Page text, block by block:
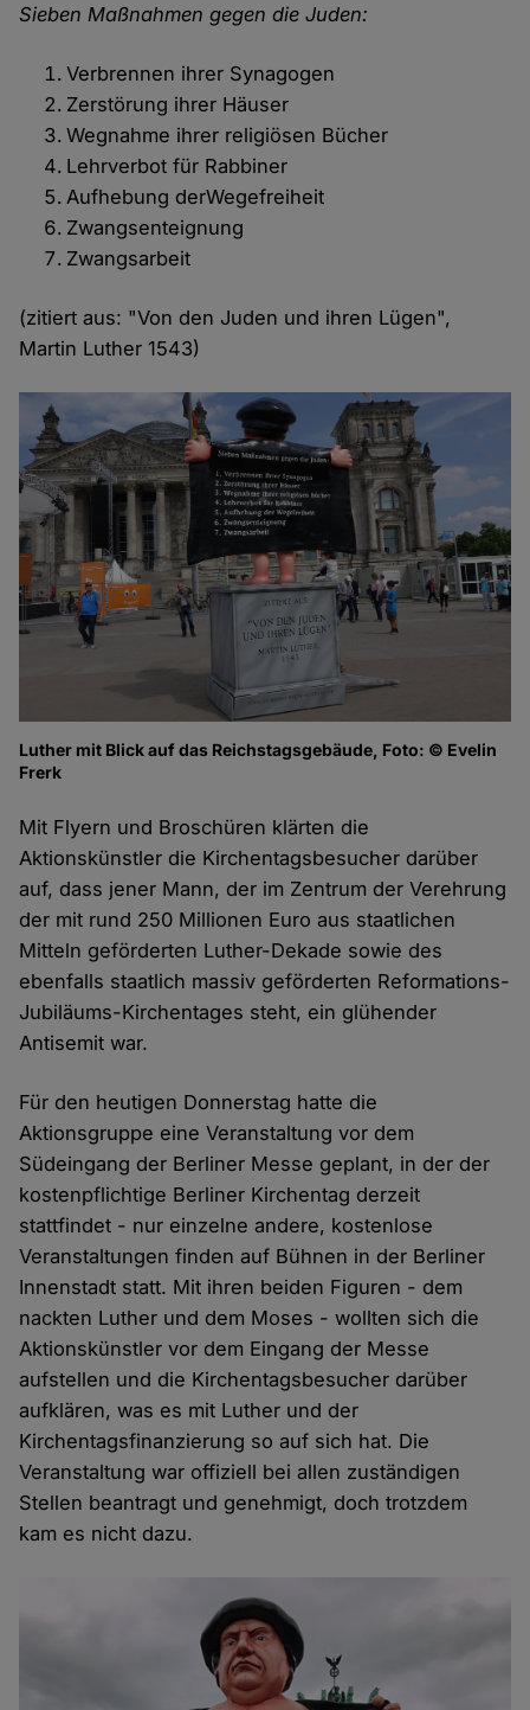
Sieben Maßnahmen gegen die Juden:
Verbrennen ihrer Synagogen
Zerstörung ihrer Häuser
Wegnahme ihrer religiösen Bücher
Lehrverbot für Rabbiner
Aufhebung derWegefreiheit
Zwangsenteignung
Zwangsarbeit
(zitiert aus: "Von den Juden und ihren Lügen",
Martin Luther 1543)
Luther mit Blick auf das Reichstagsgebäude, Foto: © Evelin
Frerk
Mit Flyern und Broschüren klärten die
Aktionskünstler die Kirchentagsbesucher darüber
auf, dass jener Mann, der im Zentrum der Verehrung
der mit rund 250 Millionen Euro aus staatlichen
Mitteln geförderten Luther-Dekade sowie des
ebenfalls staatlich massiv geförderten Reformations-
Jubiläums-Kirchentages steht, ein glühender
Antisemit war.
Für den heutigen Donnerstag hatte die
Aktionsgruppe eine Veranstaltung vor dem
Südeingang der Berliner Messe geplant, in der der
kostenpflichtige Berliner Kirchentag derzeit
stattfindet - nur einzelne andere, kostenlose
Veranstaltungen finden auf Bühnen in der Berliner
Innenstadt statt. Mit ihren beiden Figuren - dem
nackten Luther und dem Moses - wollten sich die
Aktionskünstler vor dem Eingang der Messe
aufstellen und die Kirchentagsbesucher darüber
aufklären, was es mit Luther und der
Kirchentagsfinanzierung so auf sich hat. Die
Veranstaltung war offiziell bei allen zuständigen
Stellen beantragt und genehmigt, doch trotzdem
kam es nicht dazu.